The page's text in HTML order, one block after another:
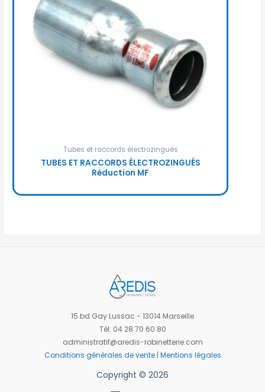
Tubes et raccords électrozingués
TUBES ET RACCORDS ÉLECTROZINGUÉS
Réduction MF
15 bd Gay Lussac - 13014 Marseille
Tél: 04 28 70 60 80
administratif@aredis-robinetterie.com
Conditions générales de vente| Mentions légales
Copyright © 2026